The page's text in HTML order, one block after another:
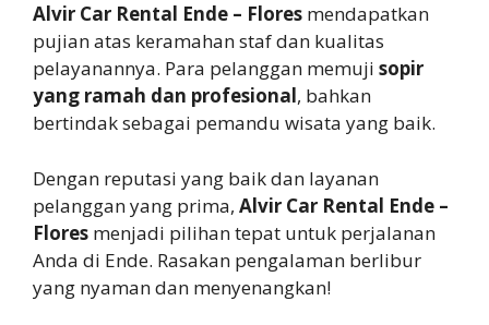
Alvir Car Rental Ende – Flores mendapatkan
pujian atas keramahan staf dan kualitas
pelayanannya. Para pelanggan memuji sopir
yang ramah dan profesional, bahkan
bertindak sebagai pemandu wisata yang baik.
Dengan reputasi yang baik dan layanan
pelanggan yang prima, Alvir Car Rental Ende –
Flores menjadi pilihan tepat untuk perjalanan
Anda di Ende. Rasakan pengalaman berlibur
yang nyaman dan menyenangkan!